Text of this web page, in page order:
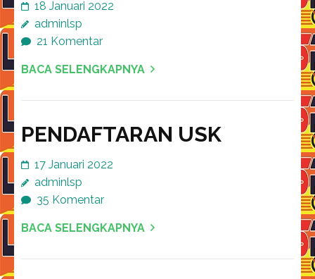
18 Januari 2022
adminlsp
21 Komentar
BACA SELENGKAPNYA
PENDAFTARAN USK
17 Januari 2022
adminlsp
35 Komentar
BACA SELENGKAPNYA